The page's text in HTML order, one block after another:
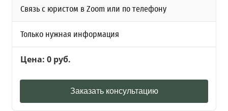
Связь с юристом в Zoom или по телефону
Только нужная информация
Цена: 0 руб.
Заказать консультацию